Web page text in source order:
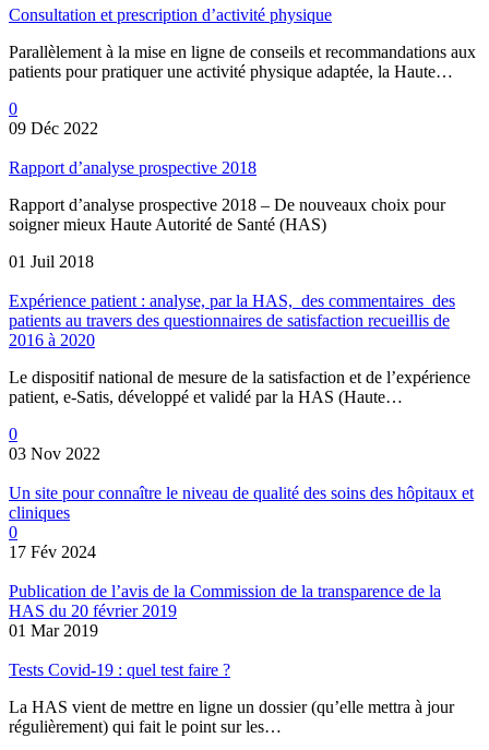
Consultation et prescription d’activité physique
Parallèlement à la mise en ligne de conseils et recommandations aux
patients pour pratiquer une activité physique adaptée, la Haute…
0
09 Déc 2022
Rapport d’analyse prospective 2018
Rapport d’analyse prospective 2018 – De nouveaux choix pour
soigner mieux Haute Autorité de Santé (HAS)
01 Juil 2018
Expérience patient : analyse, par la HAS, des commentaires des
patients au travers des questionnaires de satisfaction recueillis de
2016 à 2020
Le dispositif national de mesure de la satisfaction et de l’expérience
patient, e-Satis, développé et validé par la HAS (Haute…
0
03 Nov 2022
Un site pour connaître le niveau de qualité des soins des hôpitaux et
cliniques
0
17 Fév 2024
Publication de l’avis de la Commission de la transparence de la
HAS du 20 février 2019
01 Mar 2019
Tests Covid-19 : quel test faire ?
La HAS vient de mettre en ligne un dossier (qu’elle mettra à jour
régulièrement) qui fait le point sur les…